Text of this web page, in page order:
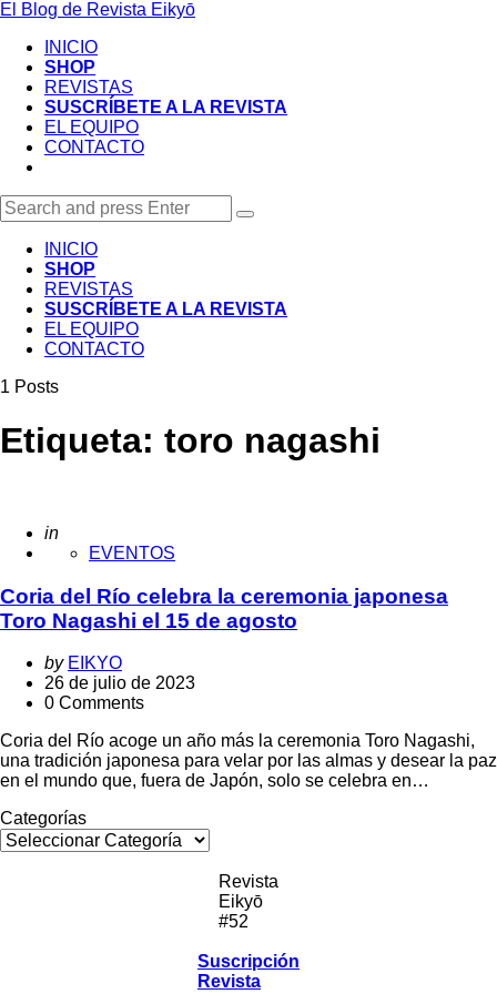
Menu
El Blog de Revista Eikyō
INICIO
SHOP
REVISTAS
SUSCRÍBETE A LA REVISTA
EL EQUIPO
CONTACTO
Search
for:
Search
INICIO
SHOP
REVISTAS
SUSCRÍBETE A LA REVISTA
EL EQUIPO
CONTACTO
1 Posts
Etiqueta: toro nagashi
Posted
in
EVENTOS
Coria del Río celebra la ceremonia japonesa
Toro Nagashi el 15 de agosto
Posted
by
by EIKYO
26 de julio de 2023
0 Comments
Coria del Río acoge un año más la ceremonia Toro Nagashi,
una tradición japonesa para velar por las almas y desear la paz
en el mundo que, fuera de Japón, solo se celebra en…
Categorías
Revista
Eikyō
#52
Suscripción
Revista